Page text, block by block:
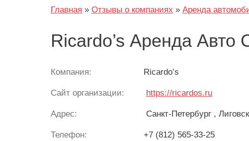
Главная » Отзывы о компаниях » Аренда
Ricardo’s Аренда Авто
Компания: Ricardo’s
Сайт организации: https://ricardos.ru
Адрес: Санкт-Петербург ,
Телефон: +7 (812) 565-33-25